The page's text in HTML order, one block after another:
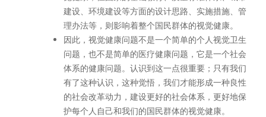
建设、环境建设等方面的设计思路、实施措施、管
理办法等，则影响着整个国民群体的视觉健康。
因此，视觉健康问题不是一个简单的个人视觉卫生
问题，也不是简单的医疗健康问题，它是一个社会
体系的健康问题。认识到这一点很重要；只有我们
有了这种认识，这种觉悟，我们才能形成一种良性
的社会改革动力，建设更好的社会体系，更好地保
护每个人自己和我们的国民群体的视觉健康。